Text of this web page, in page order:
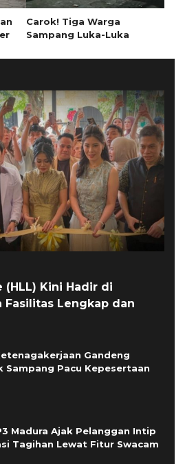
Carok! Tiga Warga
Sampang Luka-Luka
(HLL) Kini Hadir di
Fasilitas Lengkap dan
Gandeng
Sampang Pacu Kepesertaan
Madura Ajak Pelanggan Intip
Tagihan Lewat Fitur Swacam